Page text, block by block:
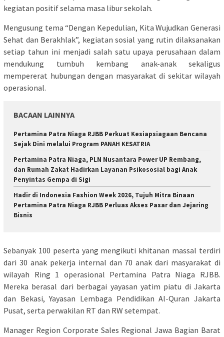
kegiatan positif selama masa libur sekolah.
Mengusung tema “Dengan Kepedulian, Kita Wujudkan Generasi
Sehat dan Berakhlak”, kegiatan sosial yang rutin dilaksanakan
setiap tahun ini menjadi salah satu upaya perusahaan dalam
mendukung tumbuh kembang anak-anak sekaligus
mempererat hubungan dengan masyarakat di sekitar wilayah
operasional.
BACAAN LAINNYA
Pertamina Patra Niaga RJBB Perkuat Kesiapsiagaan Bencana
Sejak Dini melalui Program PANAH KESATRIA
Pertamina Patra Niaga, PLN Nusantara Power UP Rembang,
dan Rumah Zakat Hadirkan Layanan Psikososial bagi Anak
Penyintas Gempa di Sigi
Hadir di Indonesia Fashion Week 2026, Tujuh Mitra Binaan
Pertamina Patra Niaga RJBB Perluas Akses Pasar dan Jejaring
Bisnis
Sebanyak 100 peserta yang mengikuti khitanan massal terdiri
dari 30 anak pekerja internal dan 70 anak dari masyarakat di
wilayah Ring 1 operasional Pertamina Patra Niaga RJBB.
Mereka berasal dari berbagai yayasan yatim piatu di Jakarta
dan Bekasi, Yayasan Lembaga Pendidikan Al-Quran Jakarta
Pusat, serta perwakilan RT dan RW setempat.
Manager Region Corporate Sales Regional Jawa Bagian Barat